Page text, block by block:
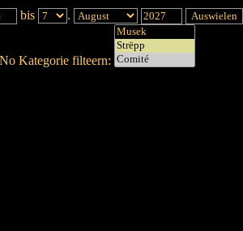
bis .
No Kategorie filteern: